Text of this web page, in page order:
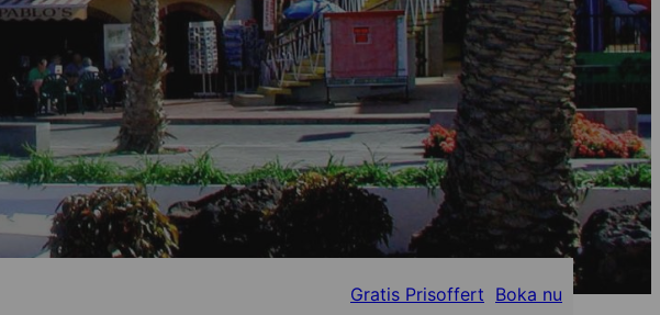
Gratis Prisoffert Boka nu